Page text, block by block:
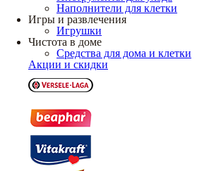
Наполнители для клетки
Игры и развлечения
Игрушки
Чистота в доме
Средства для дома и клетки
Акции и скидки